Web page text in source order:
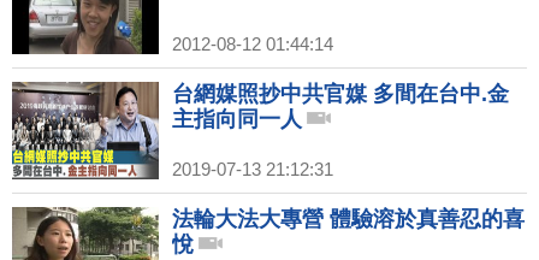
2012-08-12 01:44:14
台網媒照抄中共官媒 多間在台中.金
主指向同一人
2019-07-13 21:12:31
法輪大法大專營 體驗溶於真善忍的喜
悅